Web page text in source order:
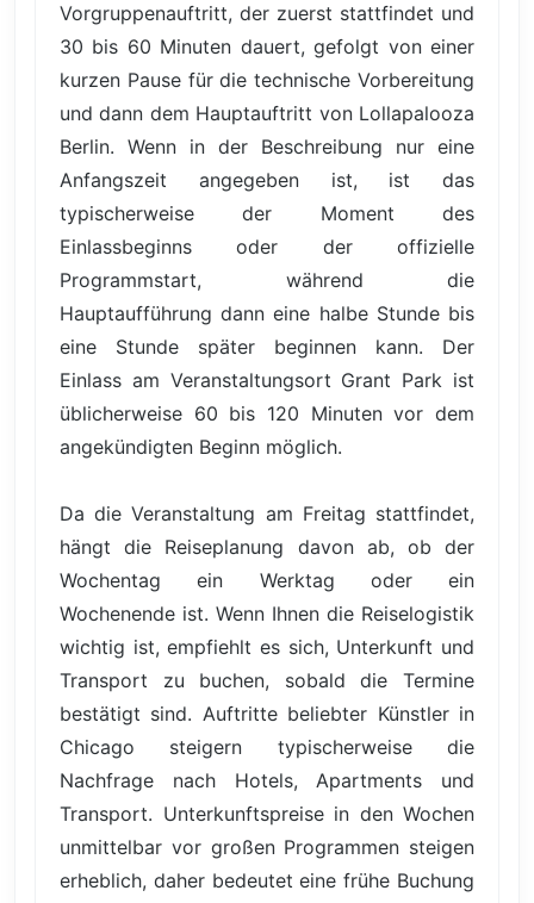
Vorgruppenauftritt, der zuerst stattfindet und
30 bis 60 Minuten dauert, gefolgt von einer
kurzen Pause für die technische Vorbereitung
und dann dem Hauptauftritt von Lollapalooza
Berlin. Wenn in der Beschreibung nur eine
Anfangszeit angegeben ist, ist das
typischerweise der Moment des
Einlassbeginns oder der offizielle
Programmstart, während die
Hauptaufführung dann eine halbe Stunde bis
eine Stunde später beginnen kann. Der
Einlass am Veranstaltungsort Grant Park ist
üblicherweise 60 bis 120 Minuten vor dem
angekündigten Beginn möglich.
Da die Veranstaltung am Freitag stattfindet,
hängt die Reiseplanung davon ab, ob der
Wochentag ein Werktag oder ein
Wochenende ist. Wenn Ihnen die Reiselogistik
wichtig ist, empfiehlt es sich, Unterkunft und
Transport zu buchen, sobald die Termine
bestätigt sind. Auftritte beliebter Künstler in
Chicago steigern typischerweise die
Nachfrage nach Hotels, Apartments und
Transport. Unterkunftspreise in den Wochen
unmittelbar vor großen Programmen steigen
erheblich, daher bedeutet eine frühe Buchung